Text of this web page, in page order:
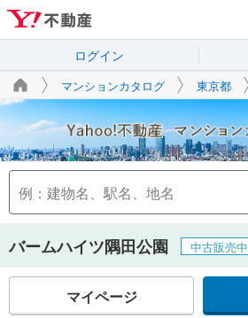
ログイン
マンションカタログ 東京都
バームハイツ隅田公園 中古販売中
マイページ